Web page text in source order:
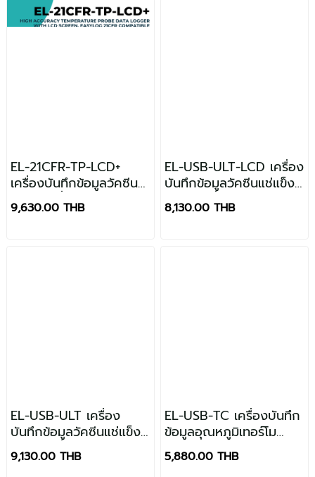
EL-21CFR-TP-LCD+
เครื่องบันทึกข้อมูลวัคซีน
อุณหภูมิต่ำพิเศษตาม
มาตรฐาน 21CFR พร้อม
9,630.00 THB
EL-USB-ULT-LCD เครื่อง
บันทึกข้อมูลวัคซีนแช่แข็ง
อุณหภูมิต่ำพิเศษ
8,130.00 THB
EL-USB-ULT เครื่อง
บันทึกข้อมูลวัคซีนแช่แข็ง
อุณหภูมิต่ำพิเศษ
9,130.00 THB
EL-USB-TC เครื่องบันทึก
ข้อมูลอุณหภูมิเทอร์โม
คัปเปิลพร้อม USB
5,880.00 THB